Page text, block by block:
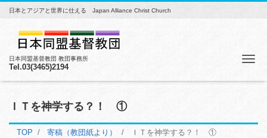
日本とアジアと世界に仕える Japan Alliance Christ Church
日本同盟基督教団 教団事務所
Tel.03(3465)2194
ＩＴを神学する？！ ①
TOP 寄稿（教団紙より） ＩＴを神学する？！ ①